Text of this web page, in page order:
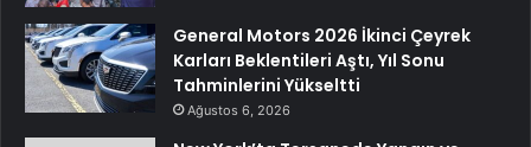
General Motors 2026 İkinci Çeyrek
Karları Beklentileri Aştı, Yıl Sonu
Tahminlerini Yükseltti
Ağustos 6, 2026